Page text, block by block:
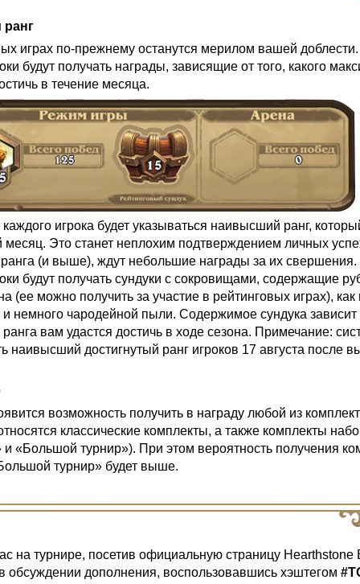
ранг
играх по-прежнему останутся мерилом вашей
будут получать награды, зависящие от того, какого
в течение месяца.
игрока будет указываться наивысший ранг,
месяц. Это станет неплохим подтверждением личных
ранга (и выше), ждут небольшие награды за их
будут получать сундуки с сокровищами, содержащие
(ее можно получить за участие в рейтинговых играх),
и немного чародейной пыли. Содержимое сундука зависит
вам удастся достичь в ходе сезона. Примечание:
наивысший достигнутый ранг игроков 17 августа после
возможность получить в награду любой из
классические комплекты, а также комплекты
«Большой турнир»). При этом вероятность получения
турнир» будет выше.
на турнире, посетив официальную страницу Hearthstone
обсуждении дополнения, воспользовавшись хэштегом